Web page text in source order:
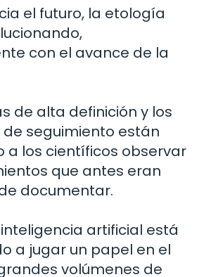
el futuro, la etología
con el avance de la
de alta definición y los
de seguimiento están
a los científicos observar
que antes eran
documentar.
artificial está
a jugar un papel en el
volúmenes de